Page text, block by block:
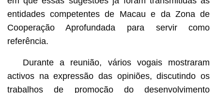
entidades competentes de Macau e da Zona de
Cooperação Aprofundada para servir como
referência.
Durante a reunião, vários vogais mostraram
activos na expressão das opiniões, discutindo os
trabalhos de promoção do desenvolvimento